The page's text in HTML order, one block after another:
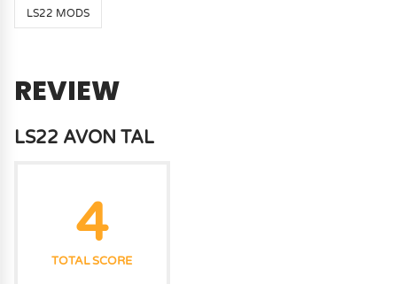
LS22 MODS
REVIEW
LS22 AVON TAL
4
TOTAL SCORE